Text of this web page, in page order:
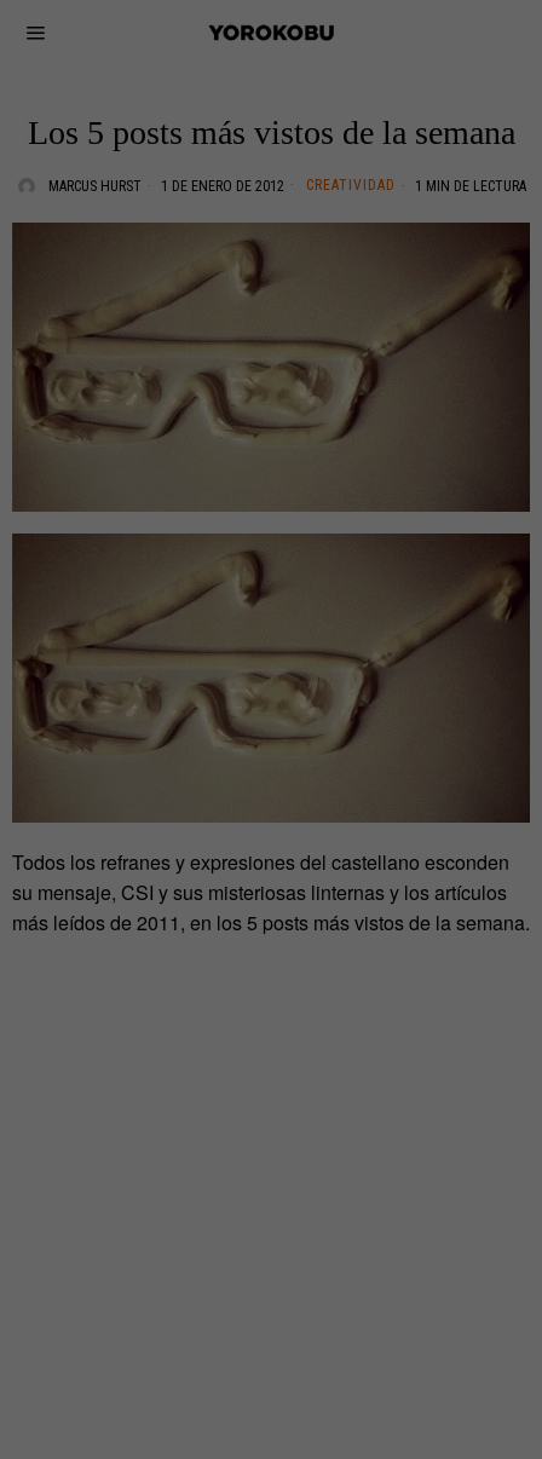
Los 5 posts más vistos de la semana
MARCUS HURST 1 DE ENERO DE 2012 CREATIVIDAD 1 MIN DE LECTURA
Todos los refranes y expresiones del castellano esconden
su mensaje, CSI y sus misteriosas linternas y los artículos
más leídos de 2011, en los 5 posts más vistos de la semana.